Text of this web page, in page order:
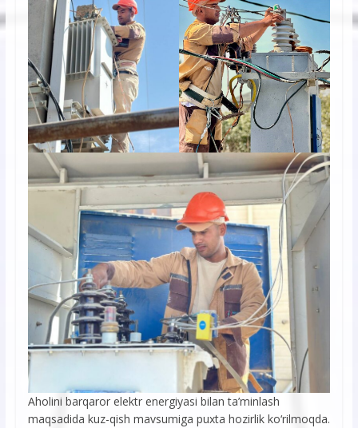
Aholini barqaror elektr energiyasi bilan ta’minlash
maqsadida kuz-qish mavsumiga puxta hozirlik ko‘rilmoqda.